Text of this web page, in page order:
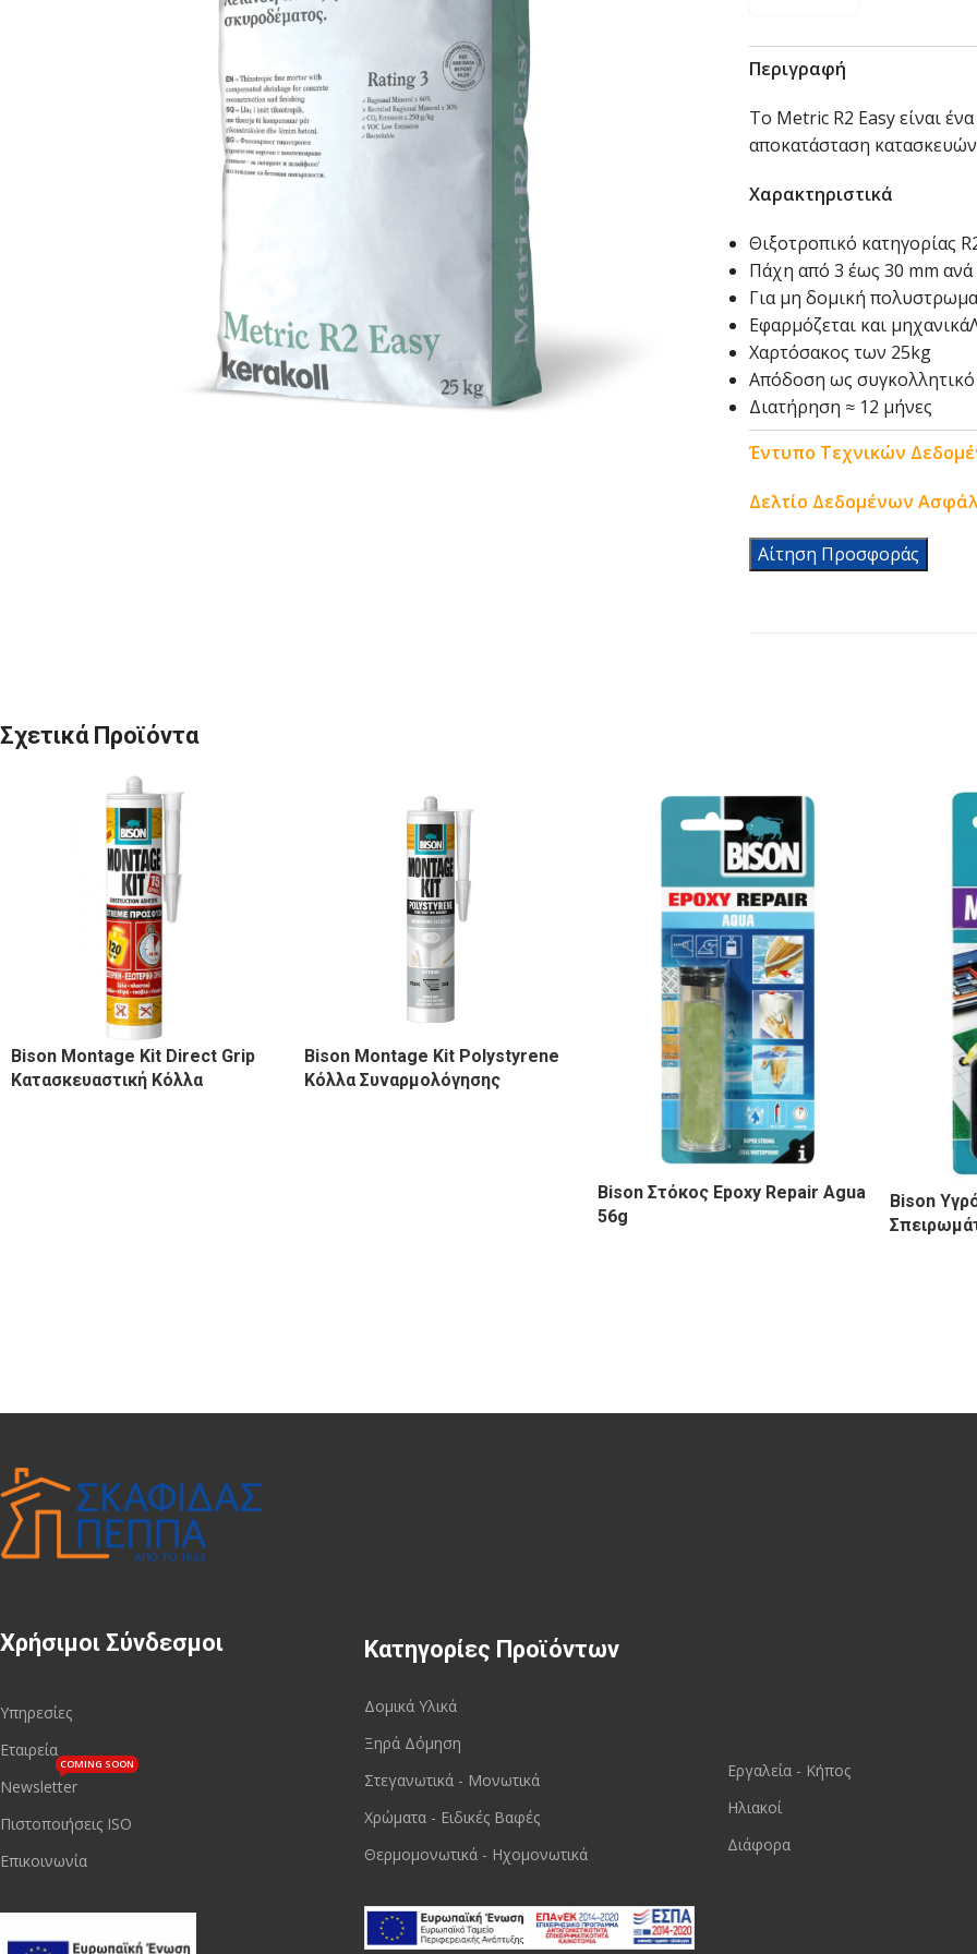
Περιγραφή
Το Metric R2 Easy είναι
αποκατάσταση
Χαρακτηριστικά
Θιξοτροπικό κατηγορίας
Πάχη από 3 έως 30 mm
Για μη δομική
Εφαρμόζεται και
Χαρτόσακος των 25kg
Απόδοση ως
Διατήρηση ≈ 12 μήνες
Έντυπο Τεχνικών
Δελτίο Δεδομένων
Αίτηση Προσφοράς
Σχετικά Προϊόντα
Bison Montage Kit Direct Grip
Κατασκευαστική Κόλλα
Bison Montage Kit Polystyrene
Κόλλα Συναρμολόγησης
Bison Στόκος Epoxy Repair Agua
56g
Bison
Χρήσιμοι Σύνδεσμοι
Υπηρεσίες
Εταιρεία
Newsletter
COMING SOON
Πιστοποιήσεις ISO
Επικοινωνία
Κατηγορίες Προϊόντων
Δομικά Υλικά
Ξηρά Δόμηση
Στεγανωτικά - Μονωτικά
Χρώματα - Ειδικές Βαφές
Θερμομονωτικά - Ηχομονωτικά
Εργαλεία - Κήπος
Ηλιακοί
Διάφορα